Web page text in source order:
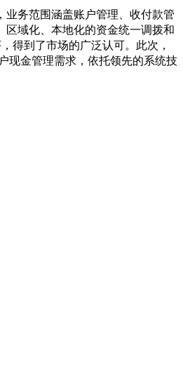
业务范围涵盖账户管理、收付款管
区域化、本地化的资金统一调拨和
得到了市场的广泛认可。此次，
现金管理需求，依托领先的系统技